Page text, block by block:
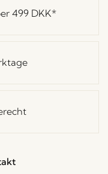
499 DKK*